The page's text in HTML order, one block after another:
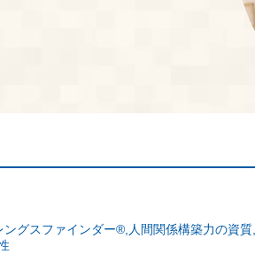
ングスファインダー®,人間関係構築力の資質,